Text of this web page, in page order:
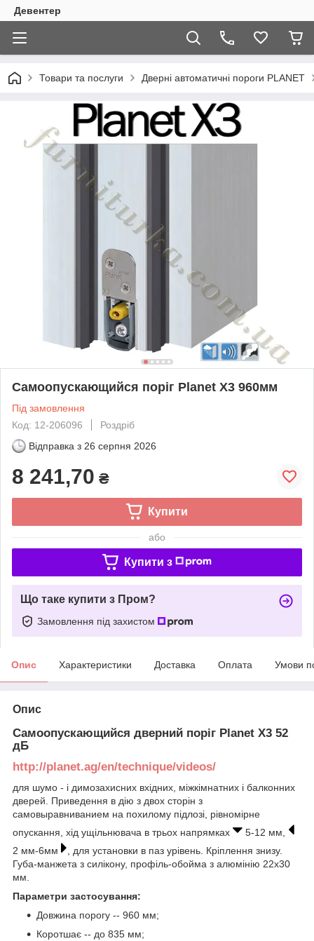
Девентер
Товари та послуги Дверні автоматичні пороги PLANET
Самоопускающийся поріг Planet X3 960мм
Під замовлення
Код: 12-206096
Роздріб
Відправка з 26 серпня 2026
8 241,70 ₴
Купити
або
Купити з
Що таке купити з Пром?
Замовлення під захистом
Опис Характеристики Доставка Оплата Умови
Опис
Самоопускающийся дверний поріг Planet X3 52
дБ
http://planet.ag/en/technique/videos/
для шумо - і димозахисних вхідних, міжкімнатних і балконних
дверей. Приведення в дію з двох сторін з
самовыравниванием на похилому підлозі, рівномірне
опускання, хід ущільнювача в трьох напрямках
5-12 мм,
2 мм-6мм
, для установки в паз урівень. Кріплення знизу.
Губа-манжета з силікону, профіль-обойма з алюмінію 22х30
мм.
Параметри застосування:
Довжина порогу -- 960 мм;
Коротшає -- до 835 мм;